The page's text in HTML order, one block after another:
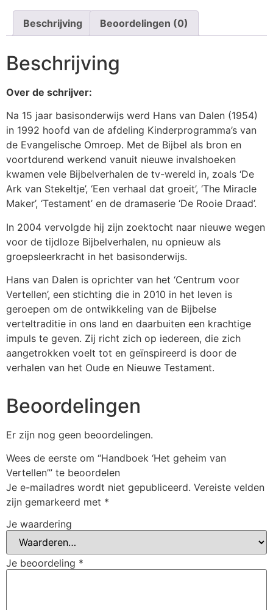
Beschrijving Beoordelingen (0)
Beschrijving
Over de schrijver:
Na 15 jaar basisonderwijs werd Hans van Dalen (1954)
in 1992 hoofd van de afdeling Kinderprogramma’s van
de Evangelische Omroep. Met de Bijbel als bron en
voortdurend werkend vanuit nieuwe invalshoeken
kwamen vele Bijbelverhalen de tv-wereld in, zoals ‘De
Ark van Stekeltje’, ‘Een verhaal dat groeit’, ‘The Miracle
Maker’, ‘Testament’ en de dramaserie ‘De Rooie Draad’.
In 2004 vervolgde hij zijn zoektocht naar nieuwe wegen
voor de tijdloze Bijbelverhalen, nu opnieuw als
groepsleerkracht in het basisonderwijs.
Hans van Dalen is oprichter van het ‘Centrum voor
Vertellen’, een stichting die in 2010 in het leven is
geroepen om de ontwikkeling van de Bijbelse
verteltraditie in ons land en daarbuiten een krachtige
impuls te geven. Zij richt zich op iedereen, die zich
aangetrokken voelt tot en geïnspireerd is door de
verhalen van het Oude en Nieuwe Testament.
Beoordelingen
Er zijn nog geen beoordelingen.
Wees de eerste om “Handboek ‘Het geheim van
Vertellen’” te beoordelen
Je e-mailadres wordt niet gepubliceerd. Vereiste velden
zijn gemarkeerd met *
Je waardering
Je beoordeling *